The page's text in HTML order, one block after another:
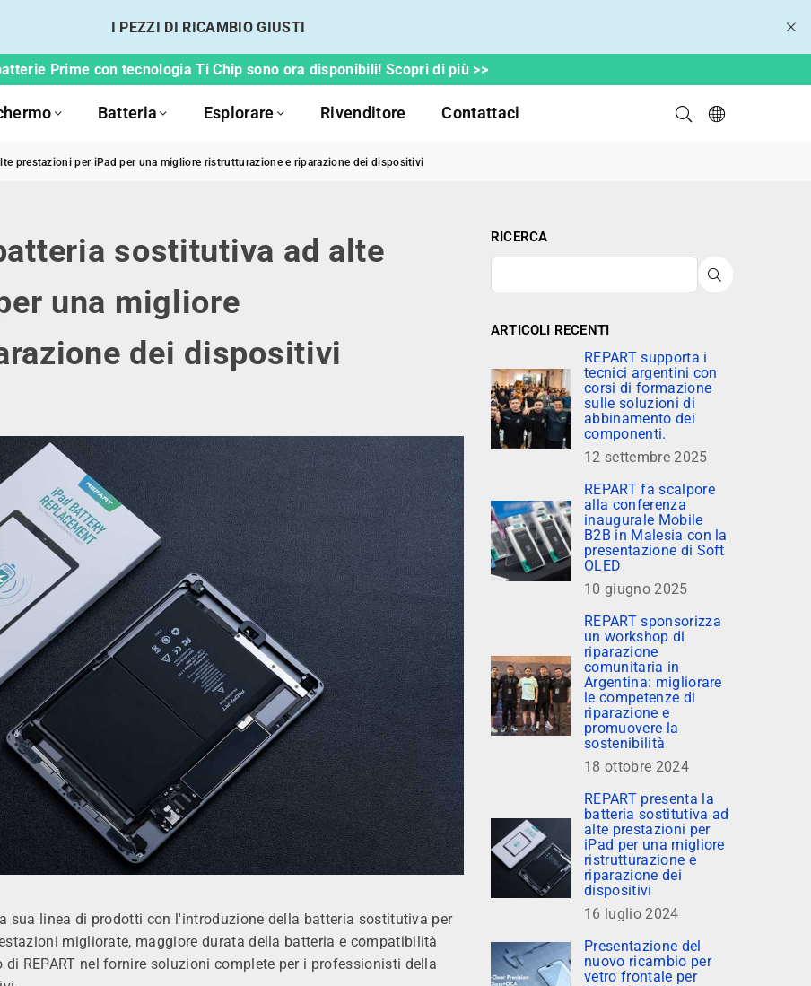
I PEZZI DI RICAMBIO GIUSTI
Prime con tecnologia Ti Chip sono ora disponibili! Scopri di più >>
Batteria Esplorare Rivenditore Contattaci
prestazioni per iPad per una migliore ristrutturazione e riparazione dei dispositivi
sostitutiva ad alte
una migliore
dei dispositivi
sua linea di prodotti con l'introduzione della batteria sostitutiva per
migliorate, maggiore durata della batteria e compatibilità
REPART nel fornire soluzioni complete per i professionisti della
RICERCA
ARTICOLI RECENTI
REPART supporta i
tecnici argentini con
corsi di formazione
sulle soluzioni di
abbinamento dei
componenti.
12 settembre 2025
REPART fa scalpore
alla conferenza
inaugurale Mobile
B2B in Malesia con la
presentazione di Soft
OLED
10 giugno 2025
REPART sponsorizza
un workshop di
riparazione
comunitaria in
Argentina: migliorare
le competenze di
riparazione e
promuovere la
sostenibilità
18 ottobre 2024
REPART presenta la
batteria sostitutiva ad
alte prestazioni per
iPad per una migliore
ristrutturazione e
riparazione dei
dispositivi
16 luglio 2024
Presentazione del
nuovo ricambio per
vetro frontale per